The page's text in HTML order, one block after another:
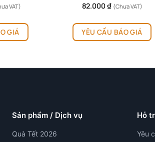
VAT)
GIÁ
82.000 ₫ (Chưa VAT)
YÊU CẦU BÁO GIÁ
Sản phẩm / Dịch vụ
Quà Tết 2026
Hỗ
Yêu